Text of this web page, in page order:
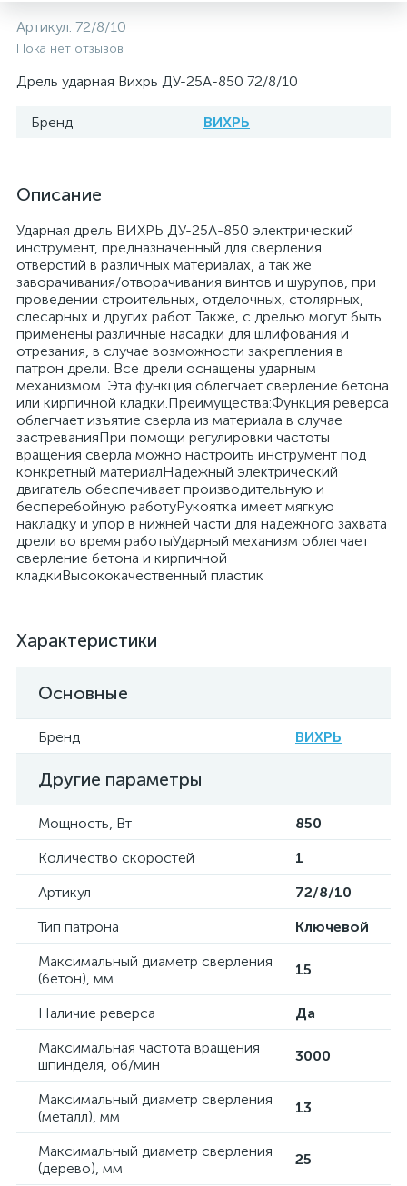
Артикул: 72/8/10
Пока нет отзывов
Дрель ударная Вихрь ДУ-25А-850 72/8/10
Бренд ВИХРЬ
Описание
Ударная дрель ВИХРЬ ДУ-25А-850 электрический
инструмент, предназначенный для сверления
отверстий в различных материалах, а так же
заворачивания/отворачивания винтов и шурупов, при
проведении строительных, отделочных, столярных,
слесарных и других работ. Также, с дрелью могут быть
применены различные насадки для шлифования и
отрезания, в случае возможности закрепления в
патрон дрели. Все дрели оснащены ударным
механизмом. Эта функция облегчает сверление бетона
или кирпичной кладки.Преимущества:Функция реверса
облегчает изъятие сверла из материала в случае
застреванияПри помощи регулировки частоты
вращения сверла можно настроить инструмент под
конкретный материалНадежный электрический
двигатель обеспечивает производительную и
бесперебойную работуРукоятка имеет мягкую
накладку и упор в нижней части для надежного захвата
дрели во время работыУдарный механизм облегчает
сверление бетона и кирпичной
кладкиВысококачественный пластик
Характеристики
Основные
Бренд ВИХРЬ
Другие параметры
Мощность, Вт
850
Количество скоростей
1
Артикул
72/8/10
Тип патрона
Ключевой
Максимальный диаметр сверления
(бетон), мм
15
Наличие реверса
Да
Максимальная частота вращения
шпинделя, об/мин
3000
Максимальный диаметр сверления
(металл), мм
13
Максимальный диаметр сверления
(дерево), мм
25